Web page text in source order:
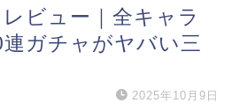
レビュー｜全キャラ
ガチャがヤバい三
2025年10月9日